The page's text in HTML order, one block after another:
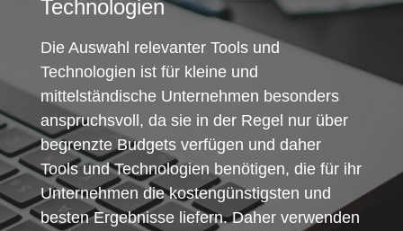
Technologien
Die Auswahl relevanter Tools und
Technologien ist für kleine und
mittelständische Unternehmen besonders
anspruchsvoll, da sie in der Regel nur über
begrenzte Budgets verfügen und daher
Tools und Technologien benötigen, die für ihr
Unternehmen die kostengünstigsten und
besten Ergebnisse liefern. Daher verwenden